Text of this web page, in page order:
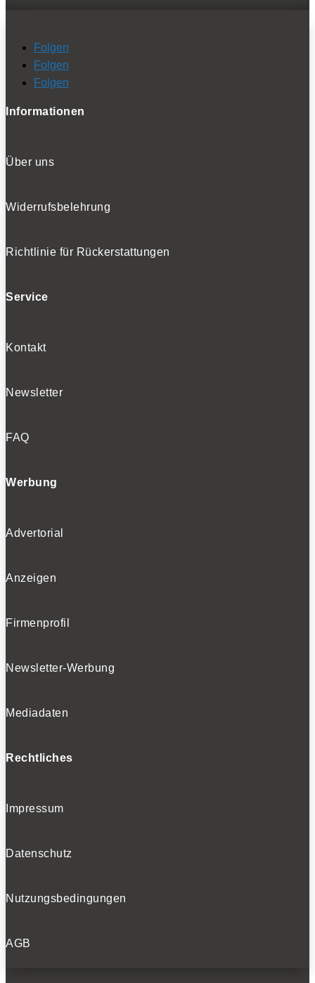
Folgen
Folgen
Folgen
Informationen
Über uns
Widerrufsbelehrung
Richtlinie für Rückerstattungen
Service
Kontakt
Newsletter
FAQ
Werbung
Advertorial
Anzeigen
Firmenprofil
Newsletter-Werbung
Mediadaten
Rechtliches
Impressum
Datenschutz
Nutzungsbedingungen
AGB